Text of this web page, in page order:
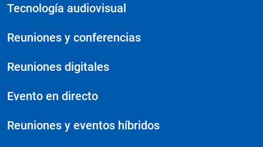
Tecnología audiovisual
Reuniones y conferencias
Reuniones digitales
Evento en directo
Reuniones y eventos híbridos